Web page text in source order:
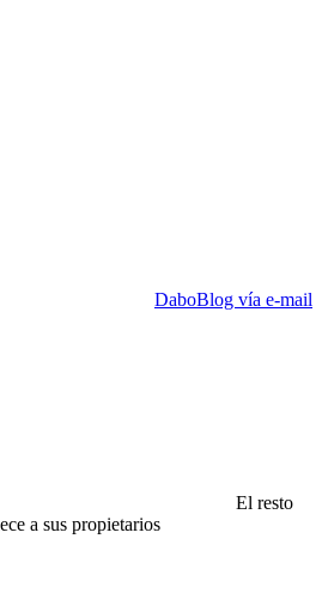
DaboBlog vía e-mail
El resto
a sus propietarios